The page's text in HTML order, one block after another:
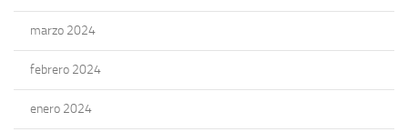
marzo 2024
febrero 2024
enero 2024